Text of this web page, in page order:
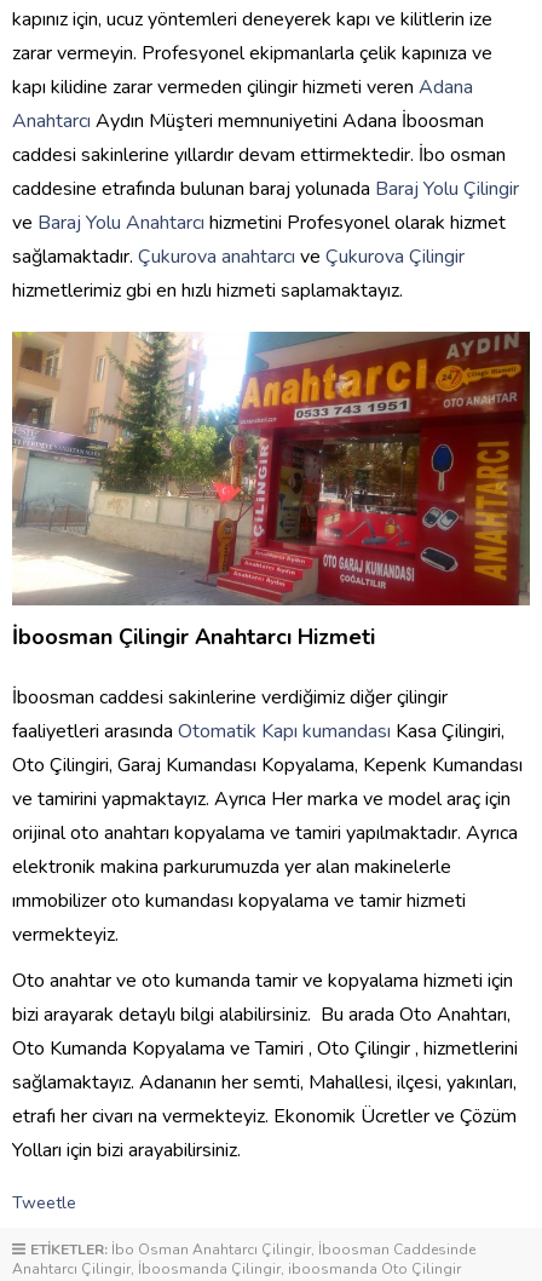
kapınız için, ucuz yöntemleri deneyerek kapı ve kilitlerin ize
zarar vermeyin. Profesyonel ekipmanlarla çelik kapınıza ve
kapı kilidine zarar vermeden çilingir hizmeti veren Adana
Anahtarcı Aydın Müşteri memnuniyetini Adana İboosman
caddesi sakinlerine yıllardır devam ettirmektedir. İbo osman
caddesine etrafında bulunan baraj yolunada Baraj Yolu Çilingir
ve Baraj Yolu Anahtarcı hizmetini Profesyonel olarak hizmet
sağlamaktadır. Çukurova anahtarcı ve Çukurova Çilingir
hizmetlerimiz gbi en hızlı hizmeti saplamaktayız.
İboosman Çilingir Anahtarcı Hizmeti
İboosman caddesi sakinlerine verdiğimiz diğer çilingir
faaliyetleri arasında Otomatik Kapı kumandası Kasa Çilingiri,
Oto Çilingiri, Garaj Kumandası Kopyalama, Kepenk Kumandası
ve tamirini yapmaktayız. Ayrıca Her marka ve model araç için
orijinal oto anahtarı kopyalama ve tamiri yapılmaktadır. Ayrıca
elektronik makina parkurumuzda yer alan makinelerle
ımmobilizer oto kumandası kopyalama ve tamir hizmeti
vermekteyiz.
Oto anahtar ve oto kumanda tamir ve kopyalama hizmeti için
bizi arayarak detaylı bilgi alabilirsiniz. Bu arada Oto Anahtarı,
Oto Kumanda Kopyalama ve Tamiri , Oto Çilingir , hizmetlerini
sağlamaktayız. Adananın her semti, Mahallesi, ilçesi, yakınları,
etrafı her civarı na vermekteyiz. Ekonomik Ücretler ve Çözüm
Yolları için bizi arayabilirsiniz.
Tweetle
ETİKETLER: İbo Osman Anahtarcı Çilingir, İboosman Caddesinde
Anahtarcı Çilingir, İboosmanda Çilingir, iboosmanda Oto Çilingir